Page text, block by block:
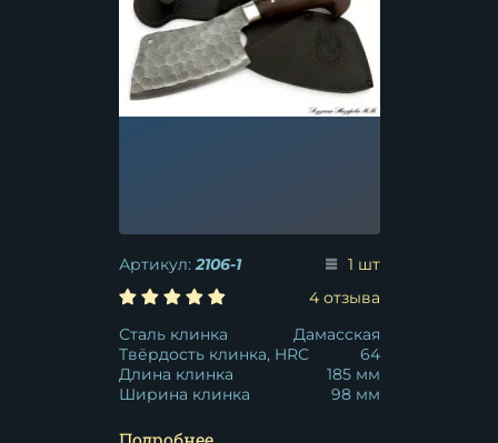
Артикул:2106-1
1 шт
4 отзыва
Сталь клинка
Дамасская
Твёрдость клинка, HRC
64
Длина клинка
185 мм
Ширина клинка
98 мм